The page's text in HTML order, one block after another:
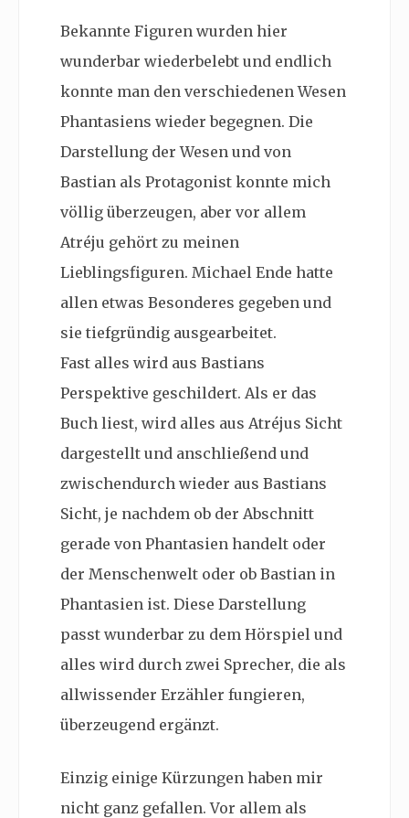
Bekannte Figuren wurden hier
wunderbar wiederbelebt und endlich
konnte man den verschiedenen Wesen
Phantasiens wieder begegnen. Die
Darstellung der Wesen und von
Bastian als Protagonist konnte mich
völlig überzeugen, aber vor allem
Atréju gehört zu meinen
Lieblingsfiguren. Michael Ende hatte
allen etwas Besonderes gegeben und
sie tiefgründig ausgearbeitet.
Fast alles wird aus Bastians
Perspektive geschildert. Als er das
Buch liest, wird alles aus Atréjus Sicht
dargestellt und anschließend und
zwischendurch wieder aus Bastians
Sicht, je nachdem ob der Abschnitt
gerade von Phantasien handelt oder
der Menschenwelt oder ob Bastian in
Phantasien ist. Diese Darstellung
passt wunderbar zu dem Hörspiel und
alles wird durch zwei Sprecher, die als
allwissender Erzähler fungieren,
überzeugend ergänzt.
Einzig einige Kürzungen haben mir
nicht ganz gefallen. Vor allem als